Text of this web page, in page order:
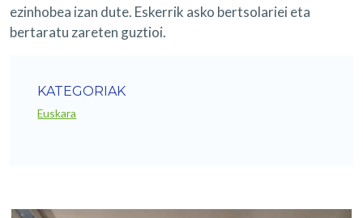
ezinhobea izan dute. Eskerrik asko bertsolariei eta
bertaratu zareten guztioi.
KATEGORIAK
Euskara